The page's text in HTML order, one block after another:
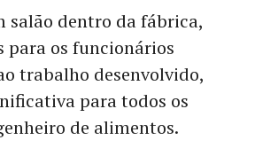
salão dentro da fábrica,
para os funcionários
trabalho desenvolvido,
para todos os
de alimentos.